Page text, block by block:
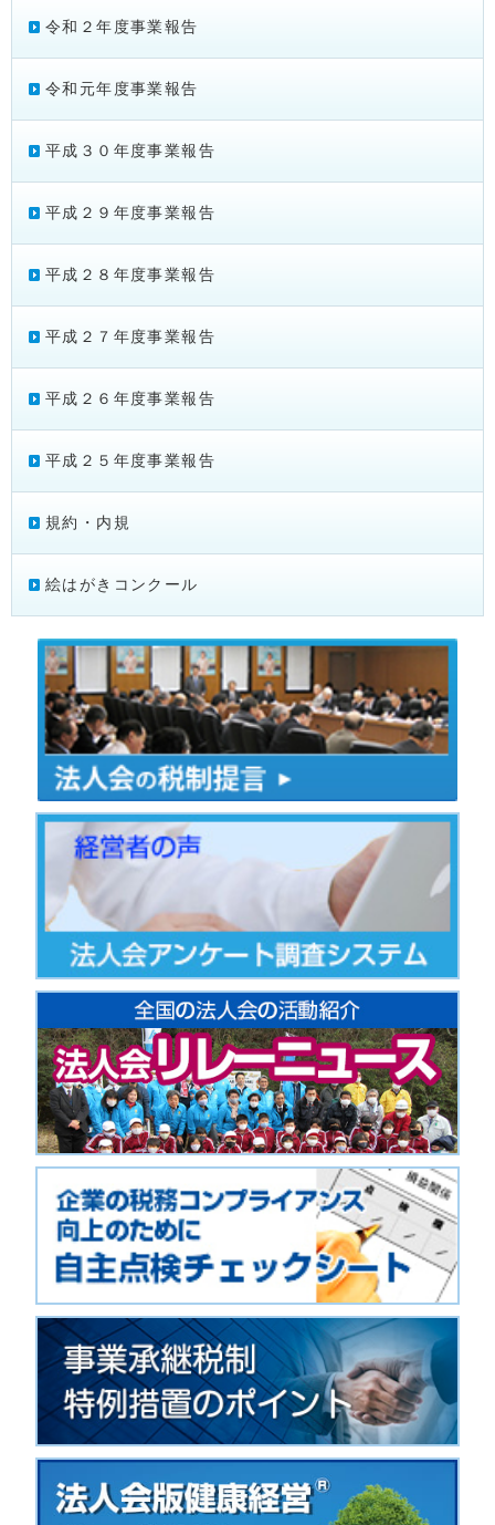
令和２年度事業報告
令和元年度事業報告
平成３０年度事業報告
平成２９年度事業報告
平成２８年度事業報告
平成２７年度事業報告
平成２６年度事業報告
平成２５年度事業報告
規約・内規
絵はがきコンクール